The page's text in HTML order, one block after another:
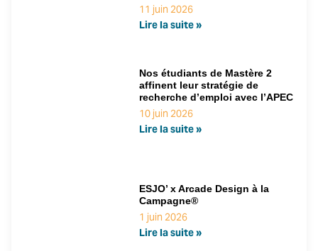
11 juin 2026
Lire la suite »
Nos étudiants de Mastère 2
affinent leur stratégie de
recherche d’emploi avec l’APEC
10 juin 2026
Lire la suite »
ESJO’ x Arcade Design à la
Campagne®
1 juin 2026
Lire la suite »